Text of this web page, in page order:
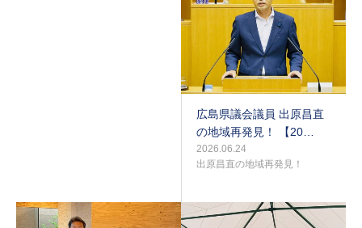
広島県議会議員 出原昌直
の地域再発見！ 【20…
2026.06.24
出原昌直の地域再発見！